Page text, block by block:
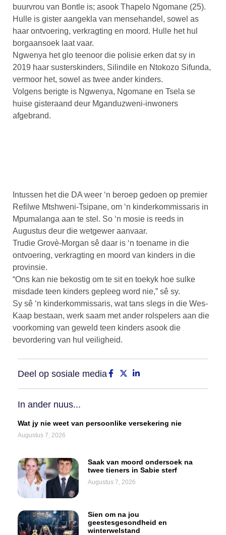
buurvrou van Bontle is; asook Thapelo Ngomane (25).
Hulle is gister aangekla van mensehandel, sowel as
haar ontvoering, verkragting en moord. Hulle het hul
borgaansoek laat vaar.
Ngwenya het glo teenoor die polisie erken dat sy in
2019 haar susterskinders, Silindile en Ntokozo Sifunda,
vermoor het, sowel as twee ander kinders.
Volgens berigte is Ngwenya, Ngomane en Tsela se
huise gisteraand deur Mganduzweni-inwoners
afgebrand.
Intussen het die DA weer ‘n beroep gedoen op premier
Refilwe Mtshweni-Tsipane, om ‘n kinderkommissaris in
Mpumalanga aan te stel. So ‘n mosie is reeds in
Augustus deur die wetgewer aanvaar.
Trudie Grovè-Morgan sê daar is ‘n toename in die
ontvoering, verkragting en moord van kinders in die
provinsie.
“Ons kan nie bekostig om te sit en toekyk hoe sulke
misdade teen kinders gepleeg word nie,” sê sy.
Sy sê ‘n kinderkommissaris, wat tans slegs in die Wes-
Kaap bestaan, werk saam met ander rolspelers aan die
voorkoming van geweld teen kinders asook die
bevordering van hul veiligheid.
Deel op sosiale media
In ander nuus...
Wat jy nie weet van persoonlike versekering nie
Augustus 7, 2026
Saak van moord ondersoek na
twee tieners in Sabie sterf
Augustus 7, 2026
Sien om na jou
geestesgesondheid en
winterwelstand